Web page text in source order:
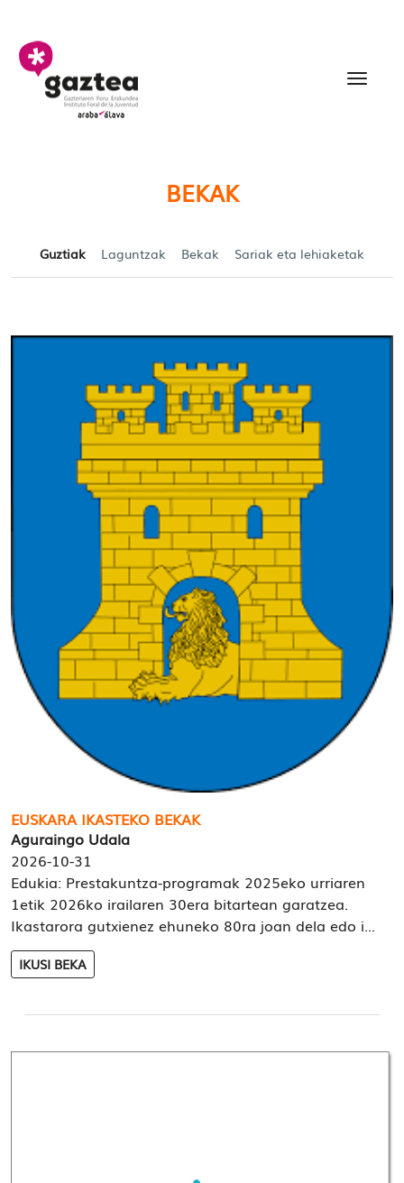
Eduki nagusira joan
BEKAK
Guztiak Laguntzak Bekak Sariak eta lehiaketak
EUSKARA IKASTEKO BEKAK
Aguraingo Udala
2026-10-31
Edukia: Prestakuntza-programak 2025eko urriaren
1etik 2026ko irailaren 30era bitartean garatzea.
Ikastarora gutxienez ehuneko 80ra joan dela edo i...
IKUSI BEKA